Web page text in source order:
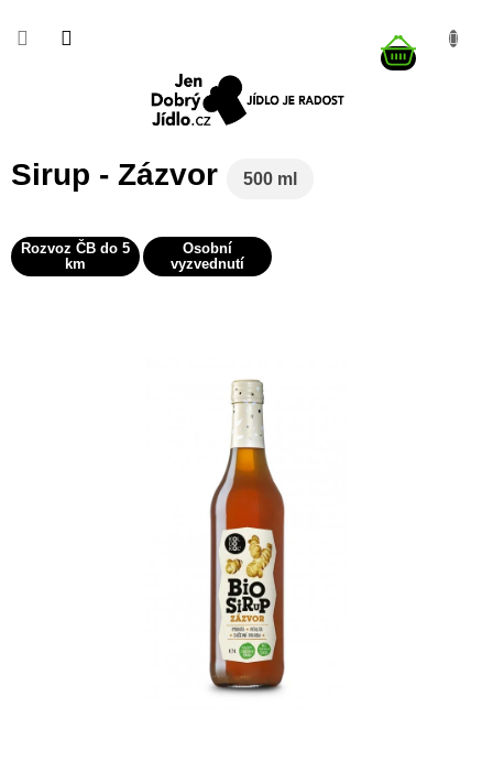
obsah
Sirup - Zázvor 500 ml
Rozvoz ČB do 5
km
Osobní
vyzvednutí